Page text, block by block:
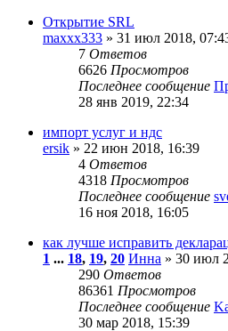
Открытие SRL
maxxx333 » 31 июл 2018,
7 Ответов
6626 Просмотров
Последнее сообщение
28 янв 2019, 22:34
импорт услуг и ндс
ersik » 22 июн 2018, 16:39
4 Ответов
4318 Просмотров
Последнее сообщение
16 ноя 2018, 16:05
как лучше исправить
1 ... 18, 19, 20 Инна » 30 июл
290 Ответов
86361 Просмотров
Последнее сообщение
30 мар 2018, 15:39